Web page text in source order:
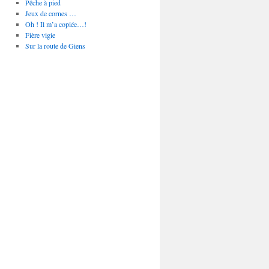
Pêche à pied
Jeux de cornes …
Oh ! Il m’a copiée…!
Fière vigie
Sur la route de Giens